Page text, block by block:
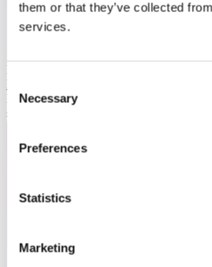
them or that they’ve collected
services.
Consent
Selection
Necessary
Preferences
Statistics
Marketing
Laioutr
Emporix
Emporix ist eine composable, API-first
skalierbare B2B- und B2C-Szenarien.